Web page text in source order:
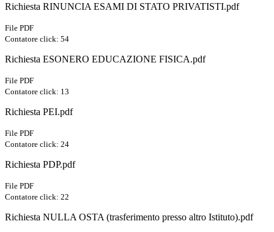
Richiesta RINUNCIA ESAMI DI STATO PRIVATISTI.pdf
File PDF
Contatore click: 54
Richiesta ESONERO EDUCAZIONE FISICA.pdf
File PDF
Contatore click: 13
Richiesta PEI.pdf
File PDF
Contatore click: 24
Richiesta PDP.pdf
File PDF
Contatore click: 22
Richiesta NULLA OSTA (trasferimento presso altro Istituto).pdf